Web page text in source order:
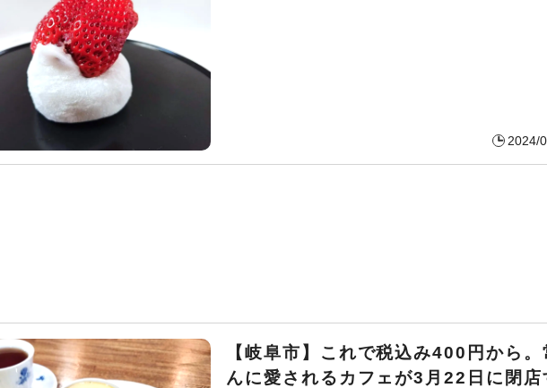
2024/
【岐阜市】これで税込み400円から。
んに愛されるカフェが3月22日に閉店